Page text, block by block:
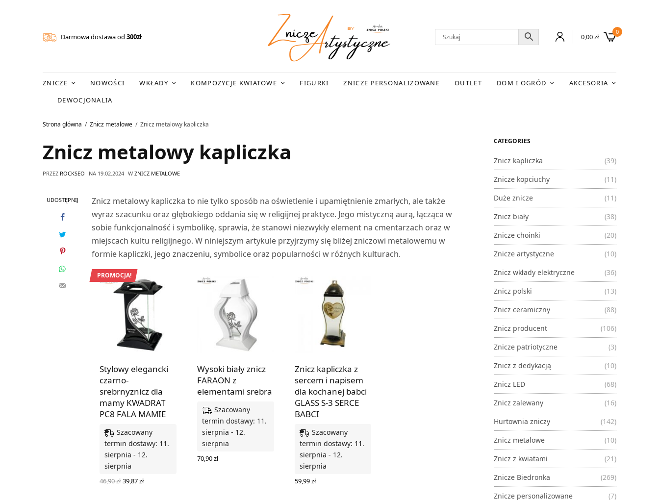
Darmowa dostawa od300zł 0,00zł
0
ZNICZE NOWOŚCI WKŁADY KOMPOZYCJE KWIATOWE FIGURKI ZNICZE PERSONALIZOWANE OUTLET DOM I OGRÓD
AKCESORIA
DEWOCJONALIA
Strona główna Znicz metalowe Znicz metalowy kapliczka
Znicz metalowy kapliczka
PRZEZ ROCKSEO NA 19.02.2024 W ZNICZ METALOWE
UDOSTĘPNIJ
Znicz metalowy kapliczka to nie tylko sposób na oświetlenie i upamiętnienie zmarłych, ale także
wyraz szacunku oraz głębokiego oddania się w religijnej praktyce. Jego mistyczną aurą, łącząca w
sobie funkcjonalność i symbolikę, sprawia, że stanowi niezwykły element na cmentarzach oraz w
miejscach kultu religijnego. W niniejszym artykule przyjrzymy się bliżej zniczowi metalowemu w
formie kapliczki, jego znaczeniu, symbolice oraz popularności w różnych kulturach.
PROMOCJA!
Stylowy elegancki
czarno-
srebrnyznicz dla
mamy KWADRAT
PC8 FALA MAMIE
Szacowany
termin dostawy: 11.
sierpnia - 12.
sierpnia
46,90zł Pierwotna
cena
39,87złAktualna
Wysoki biały znicz
FARAON z
elementami srebra
Szacowany
termin dostawy: 11.
sierpnia - 12.
sierpnia
70,90zł
Znicz kapliczka z
sercem i napisem
dla kochanej babci
GLASS S-3 SERCE
BABCI
Szacowany
termin dostawy: 11.
sierpnia - 12.
sierpnia
59,99zł
CATEGORIES
Znicz kapliczka
(39)
Znicze kopciuchy
(11)
Duże znicze
(11)
Znicz biały
(38)
Znicze choinki
(20)
Znicze artystyczne
(10)
Znicz wkłady elektryczne
(36)
Znicz polski
(13)
Znicz ceramiczny
(88)
Znicz producent
(106)
Znicze patriotyczne
(3)
Znicz z dedykacją
(10)
Znicz LED
(68)
Znicz zalewany
(16)
Hurtownia zniczy
(142)
Znicz metalowe
(10)
Znicz z kwiatami
(21)
Znicze Biedronka
(269)
Znicze personalizowane
(7)